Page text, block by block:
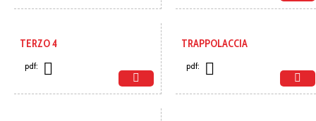
TERZO 4
pdf:
TRAPPOLACCIA
pdf: